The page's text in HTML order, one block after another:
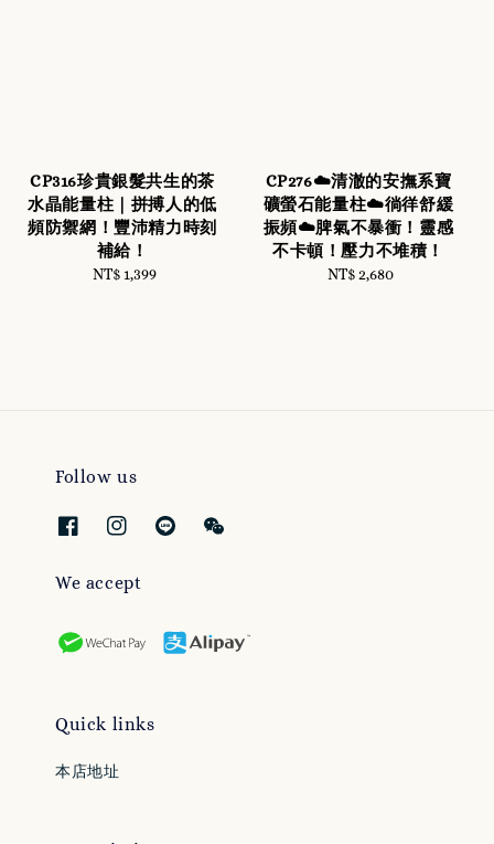
CP316珍貴銀髮共生的茶
水晶能量柱｜拼搏人的低
頻防禦網！豐沛精力時刻
補給！
Regular
NT$ 1,399
CP276☁️清澈的安撫系寶
礦螢石能量柱☁️徜徉舒緩
振頻☁️脾氣不暴衝！靈感
不卡頓！壓力不堆積！
Regular
NT$ 2,680
Follow us
We accept
Quick links
本店地址